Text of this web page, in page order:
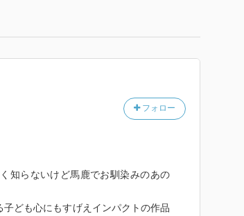
フォロー
知らないけど馬鹿でお馴染みのあの
ども心にもすげえインパクトの作品